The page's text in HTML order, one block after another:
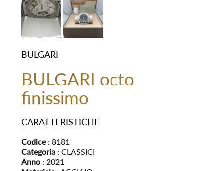
BULGARI
BULGARI octo
finissimo
CARATTERISTICHE
Codice: 8181
Categoria: CLASSICI
Anno: 2021